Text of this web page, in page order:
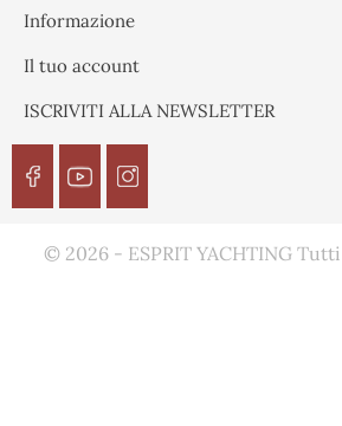
Informazione
Il tuo account
ISCRIVITI ALLA NEWSLETTER
© 2026 - ESPRIT YACHTING